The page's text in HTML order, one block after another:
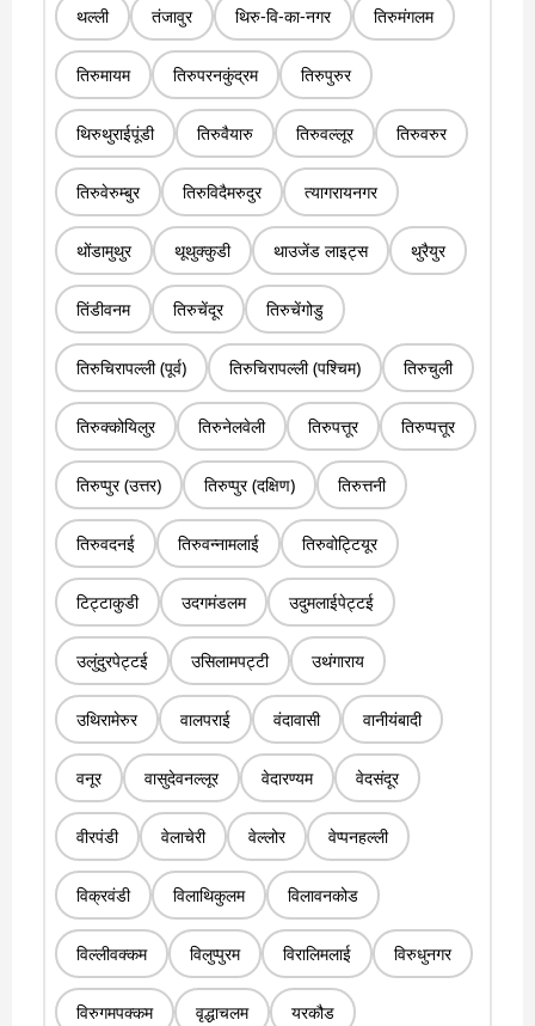
थल्ली तंजावुर थिरु-वि-का-नगर तिरुमंगलम
तिरुमायम तिरुपरनकुंद्रम तिरुपुरुर
थिरुथुराईपूंडी तिरुवैयारु तिरुवल्लूर तिरुवरुर
तिरुवेरुम्बुर तिरुविदैमरुदुर त्यागरायनगर
थोंडामुथुर थूथुक्कुडी थाउजेंड लाइट्स थुरैयुर
तिंडीवनम तिरुचेंदूर तिरुचेंगोडु
तिरुचिरापल्ली (पूर्व) तिरुचिरापल्ली (पश्चिम) तिरुचुली
तिरुक्कोयिलुर तिरुनेलवेली तिरुपत्तूर तिरुप्पत्तूर
तिरुप्पुर (उत्तर) तिरुप्पुर (दक्षिण) तिरुत्तनी
तिरुवदनई तिरुवन्नामलाई तिरुवोट्टियूर
टिट्टाकुडी उदगमंडलम उदुमलाईपेट्टई
उलुंदुरपेट्टई उसिलामपट्टी उथंगाराय
उथिरामेरुर वालपराई वंदावासी वानीयंबादी
वनूर वासुदेवनल्लूर वेदारण्यम वेदसंदूर
वीरपंडी वेलाचेरी वेल्लोर वेप्पनहल्ली
विक्रवंडी विलाथिकुलम विलावनकोड
विल्लीवक्कम विलुप्पुरम विरालिमलाई विरुधुनगर
विरुगमपक्कम वृद्धाचलम यरकौड